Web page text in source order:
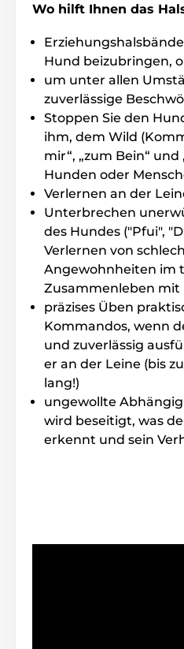
Batterie und
Das Funkgerät
Dogtry 4500
austauschbaren
Li- Po Akkumulator mit
(Sender) und 500mAh
Betriebslaufzeit des
ist um die 3- 7 Tage. Die
Stunden.
Das Dogtra
wasserdichten
tauchfähigen
geliefert. Es ist daher eine
Training von Hunden im
Bedingungen (Wald,
Edge-Sender ist nur
oder Schnee macht ihm
Dogtru 4500
Training von
ohne
Wo hilft Ihnen das
Hund beizubringen,
um unter allen
zuverlässige
Stoppen Sie den
ihm, dem Wild
mir“, „zum Bein“ und
Hunden oder
Verlernen an der
Unterbrechen
des Hundes ("Pfui",
Verlernen von
Angewohnheiten im
Zusammenleben mit
präzises Üben
Kommandos, wenn
und zuverlässig
er an der Leine (bis
lang!)
ungewollte
wird beseitigt, was
erkennt und sein